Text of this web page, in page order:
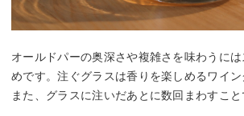
オールドパーの奥深さや複雑さを味わうに
めです。注ぐグラスは香りを楽しめるワイン
また、グラスに注いだあとに数回まわすこと